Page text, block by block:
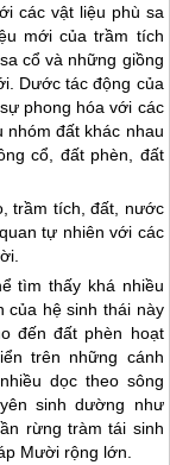
các vật liệu phù sa
mới của trầm tích
cổ và những giồng
Dước tác động của
phong hóa với các
nhóm đất khác nhau
cổ, đất phèn, đất
trầm tích, đất, nước
tự nhiên với các
tìm thấy khá nhiều
của hệ sinh thái này
đến đất phèn hoạt
trên những cánh
dọc theo sông
sinh dường như
rừng tràm tái sinh
Mười rộng lớn.